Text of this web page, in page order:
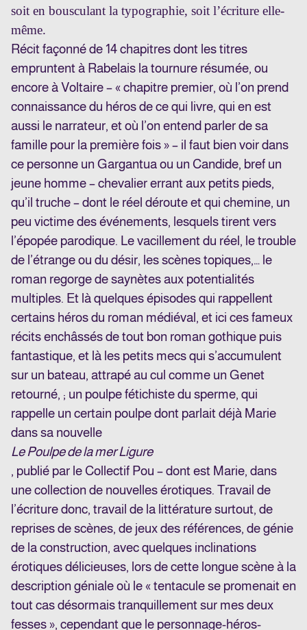
soit en bousculant la typographie, soit l’écriture elle-
même.
Récit façonné de 14 chapitres dont les titres
empruntent à Rabelais la tournure résumée, ou
encore à Voltaire – « chapitre premier, où l’on prend
connaissance du héros de ce qui livre, qui en est
aussi le narrateur, et où l’on entend parler de sa
famille pour la première fois » – il faut bien voir dans
ce personne un Gargantua ou un Candide, bref un
jeune homme – chevalier errant aux petits pieds,
qu’il truche – dont le réel déroute et qui chemine, un
peu victime des événements, lesquels tirent vers
l’épopée parodique. Le vacillement du réel, le trouble
de l’étrange ou du désir, les scènes topiques,… le
roman regorge de saynètes aux potentialités
multiples. Et là quelques épisodes qui rappellent
certains héros du roman médiéval, et ici ces fameux
récits enchâssés de tout bon roman gothique puis
fantastique, et là les petits mecs qui s’accumulent
sur un bateau, attrapé au cul comme un Genet
retourné, ; un poulpe fétichiste du sperme, qui
rappelle un certain poulpe dont parlait déjà Marie
dans sa nouvelle
Le Poulpe de la mer Ligure
, publié par le Collectif Pou – dont est Marie, dans
une collection de nouvelles érotiques. Travail de
l’écriture donc, travail de la littérature surtout, de
reprises de scènes, de jeux des références, de génie
de la construction, avec quelques inclinations
érotiques délicieuses, lors de cette longue scène à la
description géniale où le « tentacule se promenait en
tout cas désormais tranquillement sur mes deux
fesses », cependant que le personnage-héros-